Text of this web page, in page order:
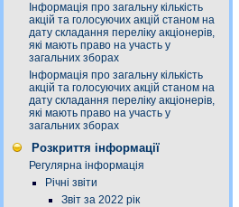
Інформація про загальну кількість
акцій та голосуючих акцій станом на
дату складання переліку акціонерів,
які мають право на участь у
загальних зборах
Інформація про загальну кількість
акцій та голосуючих акцій станом на
дату складання переліку акціонерів,
які мають право на участь у
загальних зборах
Розкриття інформації
Регулярна інформація
Річні звіти
Звіт за 2022 рік